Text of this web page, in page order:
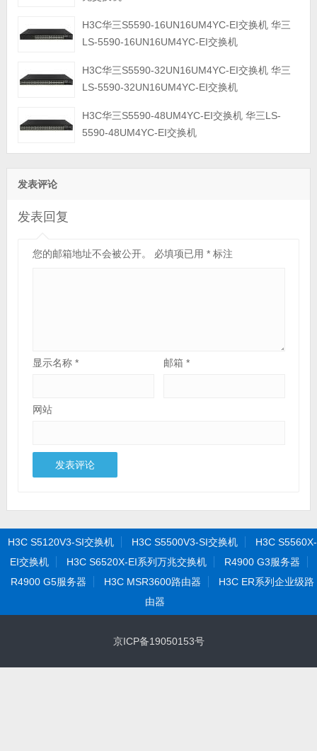
H3C华三S5590-16UN16UM4YC-EI交换机 华三
LS-5590-16UN16UM4YC-EI交换机
H3C华三S5590-32UN16UM4YC-EI交换机 华三
LS-5590-32UN16UM4YC-EI交换机
H3C华三S5590-48UM4YC-EI交换机 华三LS-
5590-48UM4YC-EI交换机
发表评论
发表回复
您的邮箱地址不会被公开。 必填项已用 *标注
显示名称 * 邮箱*
网站
H3C S5120V3-SI交换机 H3C S5500V3-SI交换机
H3C S5560X-
EI交换机
H3C S6520X-EI系列万兆交换机
R4900 G3服务器
R4900 G5服务器
H3C MSR3600路由器
H3C ER系列企业级路
由器
京ICP备19050153号